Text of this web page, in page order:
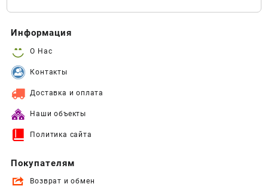
Информация
О Нас
Контакты
Доставка и оплата
Наши объекты
Политика сайта
Покупателям
Возврат и обмен